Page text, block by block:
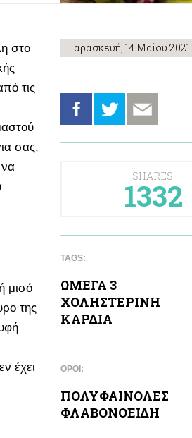
Παρασκευή, 14 Μαΐου 2021
SHARES:
1332
στο
τις
σας,
μισό
της
έχει
TAGS:
ΩΜΕΓΑ 3
ΧΟΛΗΣΤΕΡΙΝΗ
ΚΑΡΔΙA
ΌΡΟΙ:
ΠΟΛΥΦΑΙΝΟΛΕΣ
ΦΛΑΒΟΝΟΕΙΔΗ